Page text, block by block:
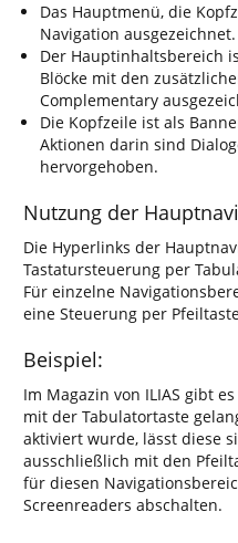
Das Hauptmenü, die
Navigation ausgezeichnet.
Der Hauptinhaltsbereich
Blöcke mit den
Complementary
Die Kopfzeile ist als
Aktionen darin sind
hervorgehoben.
Nutzung der
Die Hyperlinks der
Tastatursteuerung per
Für einzelne
eine Steuerung per
Beispiel:
Im Magazin von ILIAS gibt
mit der Tabulatortaste
aktiviert wurde, lässt diese
ausschließlich mit den
für diesen
Screenreaders abschalten.